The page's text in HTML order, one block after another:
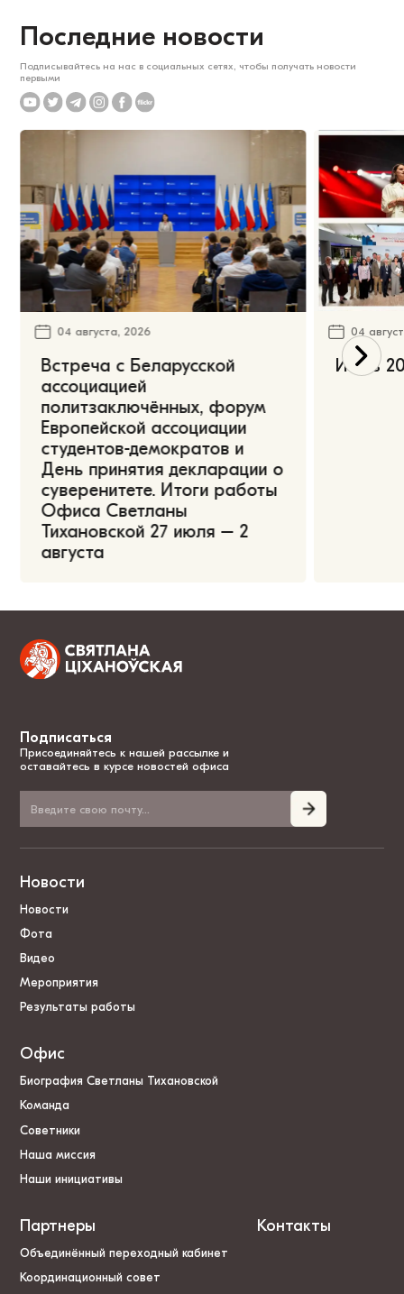
Последние новости
Подписывайтесь на нас в социальных сетях, чтобы получать новости
первыми
04 августа, 2026
Встреча с Беларусской
ассоциацией
политзаключённых, форум
Европейской ассоциации
студентов-демократов и
День принятия декларации о
суверенитете. Итоги работы
Офиса Светланы
Тихановской 27 июля – 2
августа
04
Июль
Подписаться
Присоединяйтесь к нашей рассылке и
оставайтесь в курсе новостей офиса
Новости
Новости
Фота
Видео
Мероприятия
Результаты работы
Офис
Биография Светланы Тихановской
Команда
Советники
Наша миссия
Наши инициативы
Партнеры
Объединённый переходный кабинет
Координационный совет
Контакты